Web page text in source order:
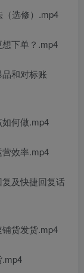
选修）.mp4
下单？.mp4
和对标账
何做.mp4
效率.mp4
及快捷回复话
货发货.mp4